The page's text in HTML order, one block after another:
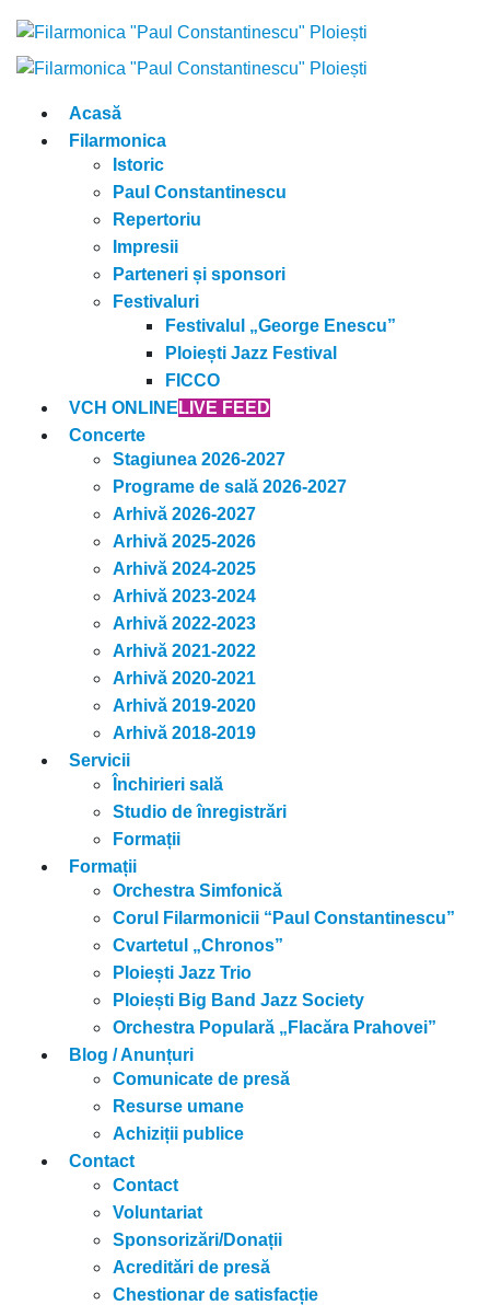
Acasă
Filarmonica
Istoric
Paul Constantinescu
Repertoriu
Impresii
Parteneri și sponsori
Festivaluri
Festivalul „George Enescu”
Ploiești Jazz Festival
FICCO
VCH ONLINE LIVE FEED
Concerte
Stagiunea 2026-2027
Programe de sală 2026-2027
Arhivă 2026-2027
Arhivă 2025-2026
Arhivă 2024-2025
Arhivă 2023-2024
Arhivă 2022-2023
Arhivă 2021-2022
Arhivă 2020-2021
Arhivă 2019-2020
Arhivă 2018-2019
Servicii
Închirieri sală
Studio de înregistrări
Formații
Formații
Orchestra Simfonică
Corul Filarmonicii “Paul Constantinescu”
Cvartetul „Chronos”
Ploiești Jazz Trio
Ploiești Big Band Jazz Society
Orchestra Populară „Flacăra Prahovei”
Blog / Anunțuri
Comunicate de presă
Resurse umane
Achiziții publice
Contact
Contact
Voluntariat
Sponsorizări/Donații
Acreditări de presă
Chestionar de satisfacție